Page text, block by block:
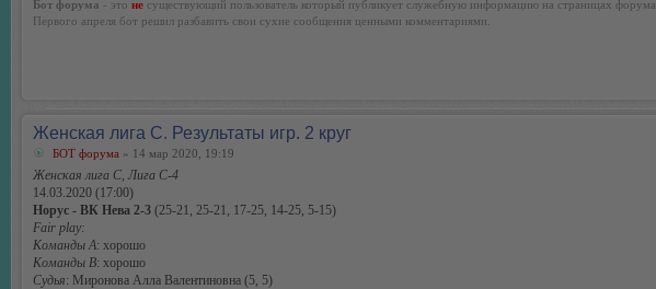
Бот форума - это не существующий пользователь который публикует служебную информацию на страницах форума.
Первого апреля бот решил разбавить свои сухие сообщения ценными комментариями.
Женская лига С. Результаты игр. 2 круг
БОТ форума » 14 мар 2020, 19:19
Женская лига С, Лига С-4
14.03.2020 (17:00)
Норус - ВК Нева 2-3 (25-21, 25-21, 17-25, 14-25, 5-15)
Fair play:
Команды А: хорошо
Команды В: хорошо
Судья: Миронова Алла Валентиновна (5, 5)